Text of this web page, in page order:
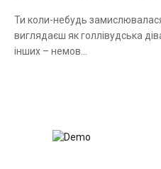
Ти коли-небудь
виглядаєш як голлівудська
інших – немов…